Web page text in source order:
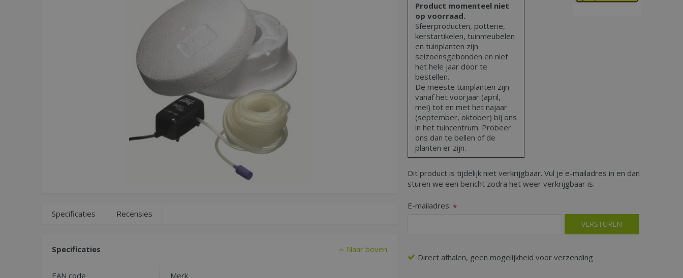
Product momenteel niet
op voorraad.
Sfeerproducten, potterie,
kerstartikelen, tuinmeubelen
en tuinplanten zijn
seizoensgebonden en niet
het hele jaar door te
bestellen.
De meeste tuinplanten zijn
vanaf het voorjaar (april,
mei) tot en met het najaar
(september, oktober) bij ons
in het tuincentrum. Probeer
ons dan te bellen of de
planten er zijn.
Dit product is tijdelijk niet verkrijgbaar. Vul je e-mailadres in en dan
sturen we een bericht zodra het weer verkrijgbaar is.
E-mailadres: *
Direct afhalen, geen mogelijkheid voor verzending
Specificaties Recensies
Specificaties Naar boven
EAN code
Merk